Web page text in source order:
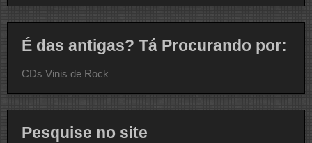
É das antigas? Tá Procurando por:
CDs Vinis de Rock
Pesquise no site